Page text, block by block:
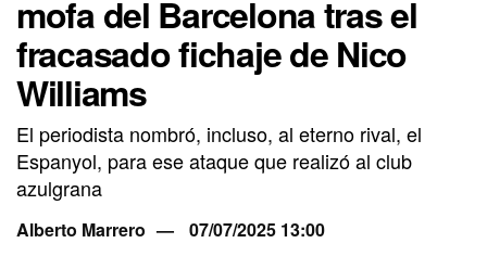
mofa del Barcelona tras el
fracasado fichaje de Nico
Williams
El periodista nombró, incluso, al eterno rival, el
Espanyol, para ese ataque que realizó al club
azulgrana
Alberto Marrero 07/07/2025 13:00